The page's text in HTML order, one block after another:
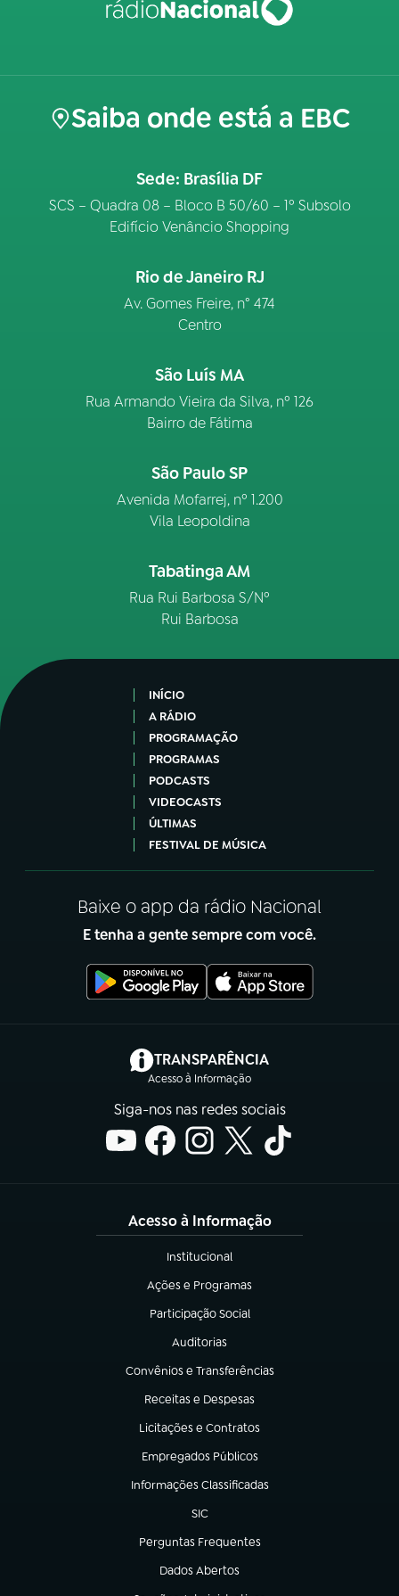
Saiba onde está a EBC
Sede: Brasília DF
SCS – Quadra 08 – Bloco B 50/60 – 1º Subsolo
Edifício Venâncio Shopping
Rio de Janeiro RJ
Av. Gomes Freire, n° 474
Centro
São Luís MA
Rua Armando Vieira da Silva, nº 126
Bairro de Fátima
São Paulo SP
Avenida Mofarrej, nº 1.200
Vila Leopoldina
Tabatinga AM
Rua Rui Barbosa S/Nº
Rui Barbosa
INÍCIO
A RÁDIO
PROGRAMAÇÃO
PROGRAMAS
PODCASTS
VIDEOCASTS
ÚLTIMAS
FESTIVAL DE MÚSICA
Baixe o app da rádio Nacional
E tenha a gente sempre com você.
TRANSPARÊNCIA
Acesso à Informação
(abre em nova aba)
Siga-nos nas redes sociais
Acesso à Informação
Institucional
(abre em nova aba)
Ações e Programas
(abre em nova aba)
Participação Social
(abre em nova aba)
Auditorias
(abre em nova aba)
Convênios e Transferências
(abre em nova aba)
Receitas e Despesas
(abre em nova aba)
Licitações e Contratos
(abre em nova aba)
Empregados Públicos
(abre em nova aba)
Informações Classificadas
(abre em nova aba)
SIC
(abre em nova aba)
Perguntas Frequentes
(abre em nova aba)
Dados Abertos
(abre em nova aba)